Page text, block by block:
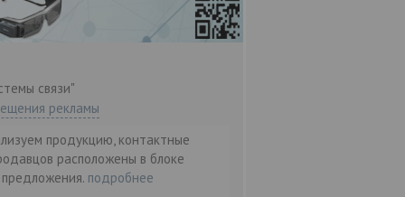
связи"
рекламы
продукцию, контактные
расположены в блоке
подробнее